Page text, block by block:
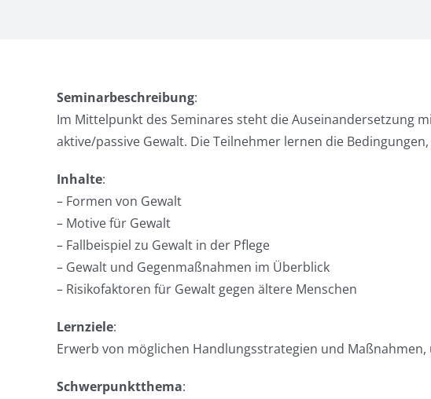
Seminarbeschreibung:
Im Mittelpunkt des Seminares steht die Auseinandersetzung
aktive/passive Gewalt. Die Teilnehmer lernen die
Inhalte:
– Formen von Gewalt
– Motive für Gewalt
– Fallbeispiel zu Gewalt in der Pflege
– Gewalt und Gegenmaßnahmen im Überblick
– Risikofaktoren für Gewalt gegen ältere Menschen
Lernziele:
Erwerb von möglichen Handlungsstrategien und
Schwerpunktthema: